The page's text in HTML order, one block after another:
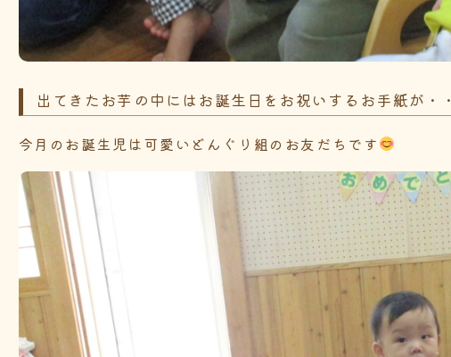
出てきたお芋の中にはお誕生日をお祝いするお手紙が・・
今月のお誕生児は可愛いどんぐり組のお友だちです